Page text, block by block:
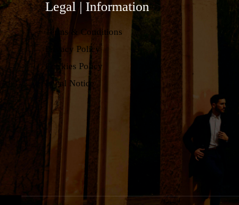
Legal | Information
Terms & Conditions
Privacy Policy
Cookies Policy
Legal Notice